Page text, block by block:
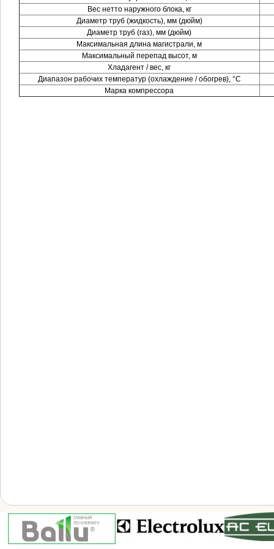
Вес нетто наружного блока, кг
Диаметр труб (жидкость), мм (дюйм)
Диаметр труб (газ), мм (дюйм)
Максимальная длина магистрали, м
Максимальный перепад высот, м
Хладагент / вес, кг
Диапазон рабочих температур (охлаждение / обогрев), °C
Марка компрессора